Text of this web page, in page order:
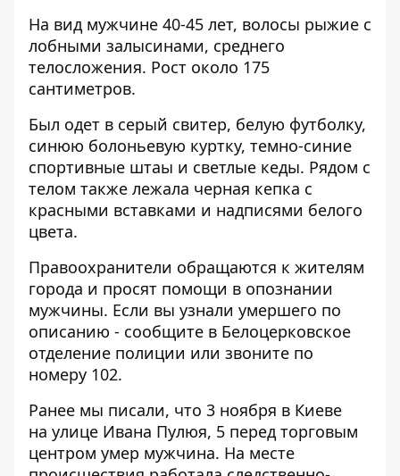
На вид мужчине 40-45 лет, волосы рыжие с
лобными залысинами, среднего
телосложения. Рост около 175
сантиметров.
Был одет в серый свитер, белую футболку,
синюю болоньевую куртку, темно-синие
спортивные штаы и светлые кеды. Рядом с
телом также лежала черная кепка с
красными вставками и надписями белого
цвета.
Правоохранители обращаются к жителям
города и просят помощи в опознании
мужчины. Если вы узнали умершего по
описанию - сообщите в Белоцерковское
отделение полиции или звоните по
номеру 102.
Ранее мы писали, что 3 ноября в Киеве
на улице Ивана Пулюя, 5 перед торговым
центром умер мужчина. На месте